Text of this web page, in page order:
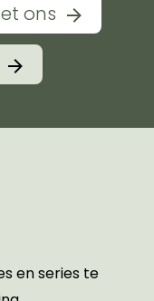
ons
en series te